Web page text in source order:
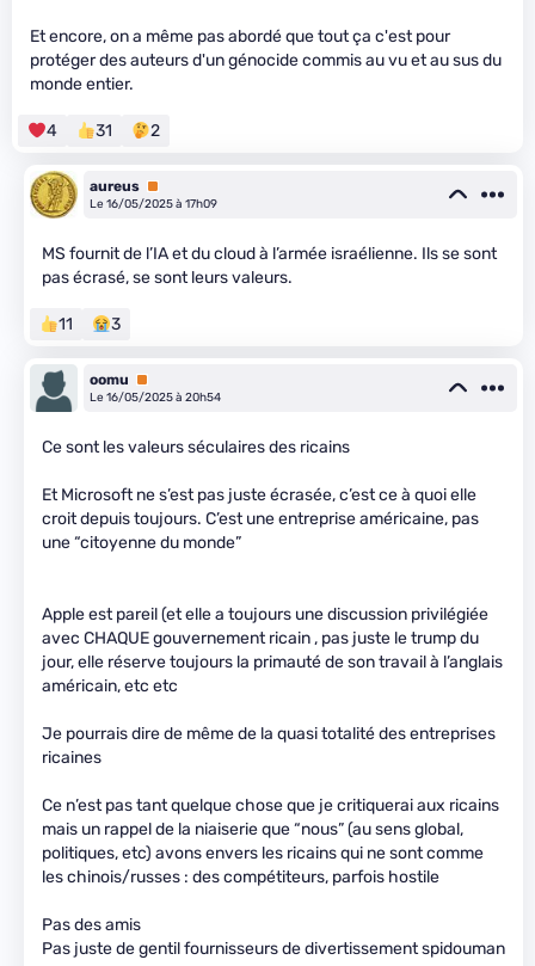
Et encore, on a même pas abordé que tout ça c'est pour
protéger des auteurs d'un génocide commis au vu et au sus du
monde entier.
4 31 2
aureus Premium
Le 16/05/2025 à 17h09
MS fournit de l’IA et du cloud à l’armée israélienne. Ils se sont
pas écrasé, se sont leurs valeurs.
11 3
oomu
Premium
Le 16/05/2025 à 20h54
Ce sont les valeurs séculaires des ricains
Et Microsoft ne s’est pas juste écrasée, c’est ce à quoi elle
croit depuis toujours. C’est une entreprise américaine, pas
une “citoyenne du monde”
Apple est pareil (et elle a toujours une discussion privilégiée
avec CHAQUE gouvernement ricain , pas juste le trump du
jour, elle réserve toujours la primauté de son travail à l’anglais
américain, etc etc
Je pourrais dire de même de la quasi totalité des entreprises
ricaines
Ce n’est pas tant quelque chose que je critiquerai aux ricains
mais un rappel de la niaiserie que “nous” (au sens global,
politiques, etc) avons envers les ricains qui ne sont comme
les chinois/russes : des compétiteurs, parfois hostile
Pas des amis
Pas juste de gentil fournisseurs de divertissement spidouman